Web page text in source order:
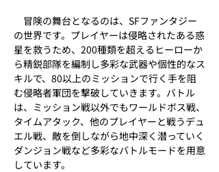
冒険の舞台となるのは、SFファンタジー
の世界です。プレイヤーは侵略されたある惑
星を救うため、200種類を超えるヒーローか
ら精鋭部隊を編制し多彩な武器や個性的なス
キルで、80以上のミッションで行く手を阻
む侵略者軍団を撃破していきます。バトル
は、ミッション戦以外でもワールドボス戦、
タイムアタック、他のプレイヤーと戦うデュ
エル戦、敵を倒しながら地中深く潜っていく
ダンジョン戦など多彩なバトルモードを用意
しています。